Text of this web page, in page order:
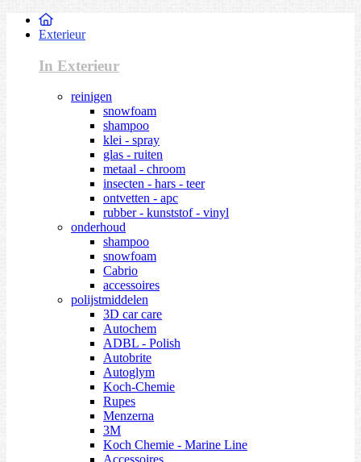
Exterieur
In Exterieur
reinigen
snowfoam
shampoo
klei - spray
glas - ruiten
metaal - chroom
insecten - hars - teer
ontvetten - apc
rubber - kunststof - vinyl
onderhoud
shampoo
snowfoam
Cabrio
accessoires
polijstmiddelen
3D car care
Autochem
ADBL - Polish
Autobrite
Autoglym
Koch-Chemie
Rupes
Menzerna
3M
Koch Chemie - Marine Line